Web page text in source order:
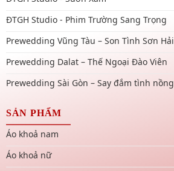
ĐTGH Studio - Phim Trường Sang Trọng
Prewedding Vũng Tàu – Son Tình Sơn Hải
Prewedding Dalat – Thế Ngoại Đào Viên
Prewedding Sài Gòn – Say đắm tình nồng
SẢN PHẨM
Áo khoả nam
Áo khoả nữ